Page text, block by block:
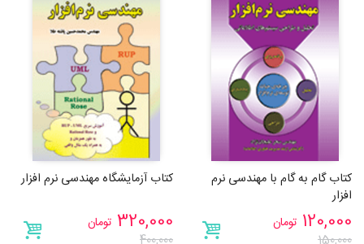
کتاب گام به گام با مهندسی نرم
افزار
120,000 تومان
کتاب آزمایشگاه مهندسی نرم افزار
320,000 تومان